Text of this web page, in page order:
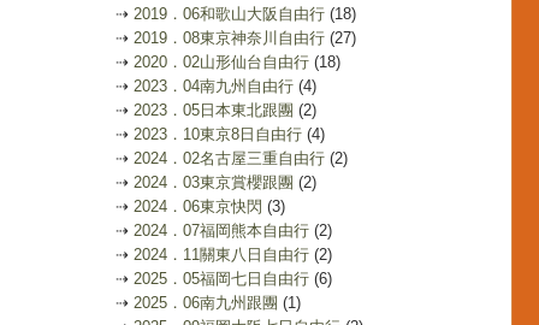
⇢ 2019．06和歌山大阪自由行 (18)
⇢ 2019．08東京神奈川自由行 (27)
⇢ 2020．02山形仙台自由行 (18)
⇢ 2023．04南九州自由行 (4)
⇢ 2023．05日本東北跟團 (2)
⇢ 2023．10東京8日自由行 (4)
⇢ 2024．02名古屋三重自由行 (2)
⇢ 2024．03東京賞櫻跟團 (2)
⇢ 2024．06東京快閃 (3)
⇢ 2024．07福岡熊本自由行 (2)
⇢ 2024．11關東八日自由行 (2)
⇢ 2025．05福岡七日自由行 (6)
⇢ 2025．06南九州跟團 (1)